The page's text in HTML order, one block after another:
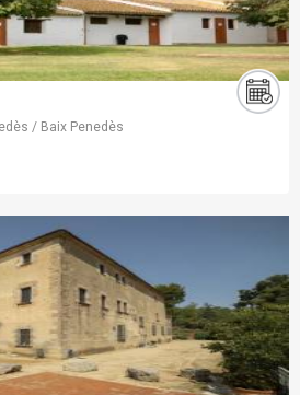
/ Baix Penedès